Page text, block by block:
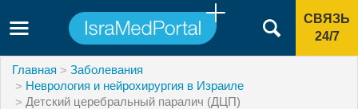
СВЯЗЬ
24/7
Главная
Заболевания
Неврология и нейрохирургия в Израиле
Детский церебральный паралич (ДЦП)